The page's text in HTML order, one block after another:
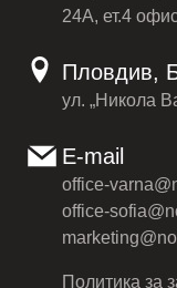
24А, ет.4
Пловдив,
ул. „Никола
E-mail
office-
office-
Политика за